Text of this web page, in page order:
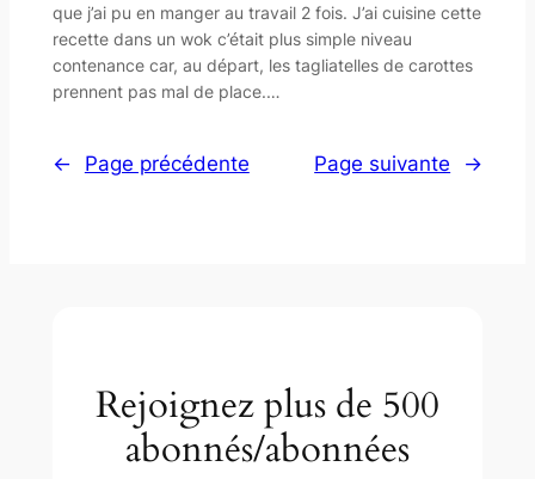
que j’ai pu en manger au travail 2 fois. J’ai cuisine cette
recette dans un wok c’était plus simple niveau
contenance car, au départ, les tagliatelles de carottes
prennent pas mal de place.…
← Page précédente Page suivante →
Rejoignez plus de 500
abonnés/abonnées